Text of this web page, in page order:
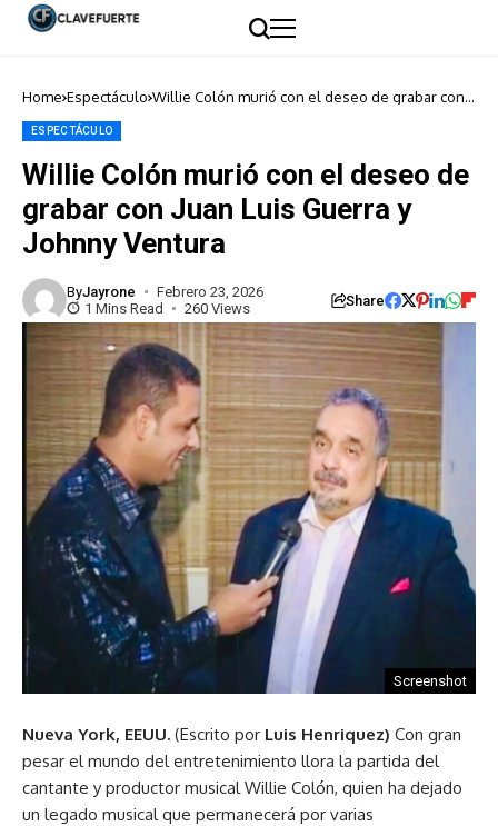
Home Espectáculo Willie Colón murió con el deseo de grabar con
ESPECTÁCULO
Willie Colón murió con el deseo de
grabar con Juan Luis Guerra y
Johnny Ventura
ByJayrone
Febrero 23, 2026
1 Mins Read
260 Views Share
Screenshot
Nueva York, EEUU. (Escrito por Luis Henriquez) Con gran
pesar el mundo del entretenimiento llora la partida del
cantante y productor musical Willie Colón, quien ha dejado
un legado musical que permanecerá por varias